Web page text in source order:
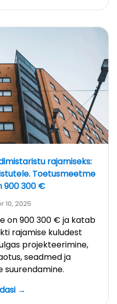
rajamiseks:
Toetusmeetme
900 300 €
10, 2025
on 900 300 € ja katab
rajamise kuludest
projekteerimine,
seadmed ja
suurendamine.
→